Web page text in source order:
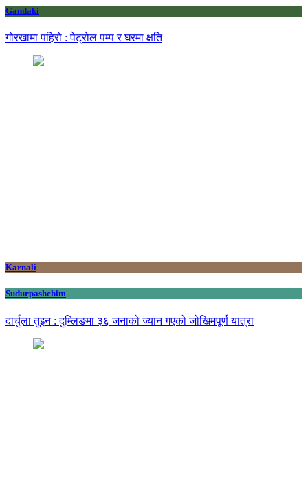
Gandaki
गोरखामा पहिरो : पेट्रोल पम्प र घरमा क्षति
Karnali
Sudurpashchim
दार्चुला तुइन : दुम्लिङमा ३६ जनाको ज्यान गएको जोखिमपूर्ण यात्रा